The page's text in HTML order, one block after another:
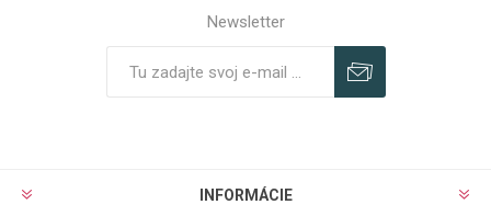
Newsletter
INFORMÁCIE